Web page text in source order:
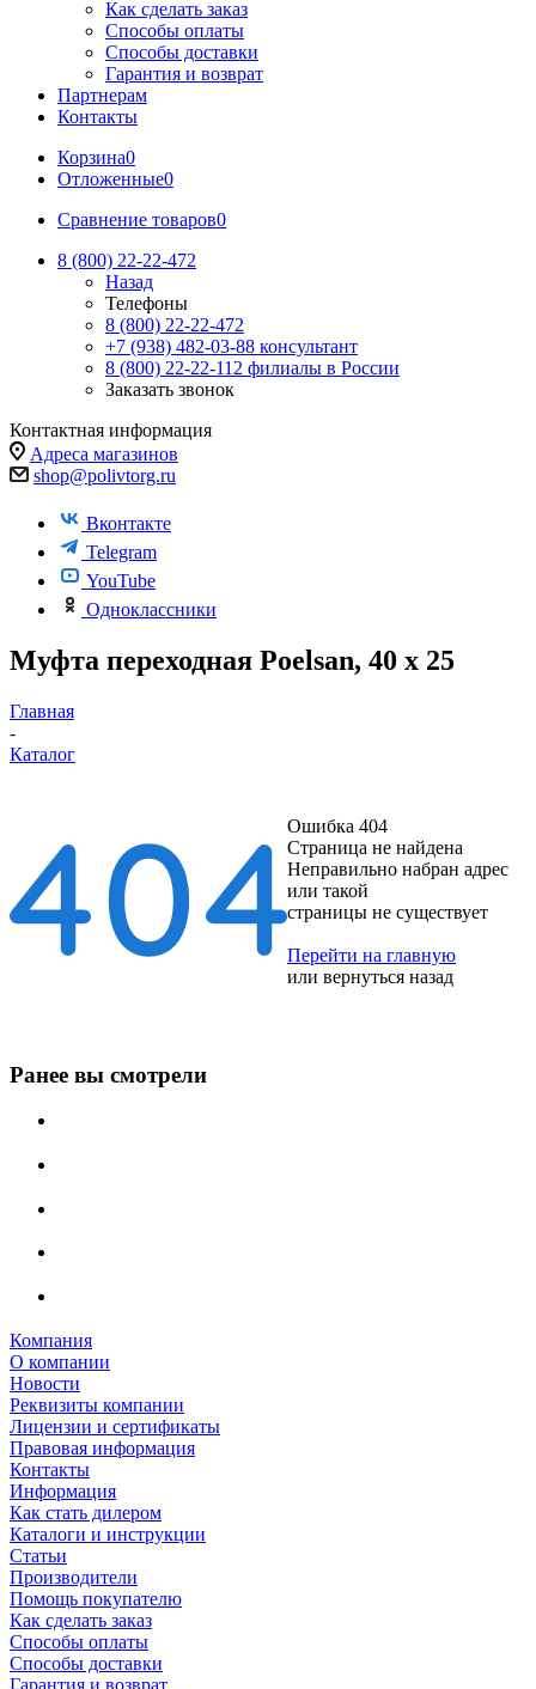
Как сделать заказ
Способы оплаты
Способы доставки
Гарантия и возврат
Партнерам
Контакты
Корзина0
Отложенные0
Сравнение товаров0
8 (800) 22-22-472
Назад
Телефоны
8 (800) 22-22-472
+7 (938) 482-03-88 консультант
8 (800) 22-22-112 филиалы в России
Заказать звонок
Контактная информация
Адреса магазинов
shop@polivtorg.ru
Вконтакте
Telegram
YouTube
Одноклассники
Муфта переходная Poelsan, 40 х 25
Главная
-
Каталог
Ошибка 404
Страница не найдена
Неправильно набран адрес
или такой
страницы не существует
Перейти на главную
или вернуться назад
Ранее вы смотрели
Компания
О компании
Новости
Реквизиты компании
Лицензии и сертификаты
Правовая информация
Контакты
Информация
Как стать дилером
Каталоги и инструкции
Статьи
Производители
Помощь покупателю
Как сделать заказ
Способы оплаты
Способы доставки
Гарантия и возврат